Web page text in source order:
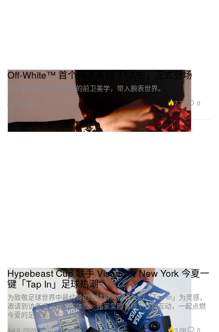
Off-White™ 首个腕表系列「TIME」正式登场
首发系列将充满建筑感的前卫美学，带入腕表世界。
Jul 7, 2026 7.7K 0
Hypebeast Cup 联手 Visa 邀请 New York 今夏一
键「Tap In」足球热潮
为致敬足球世界中最纯粹的进球瞬间，Visa 以「Tap In」为灵感，
邀请到访者通过沉浸式体验、独家奖励与线下社群互动，一起点燃
今夏的足球热情。
Jul 3, 2026 3.0K 0